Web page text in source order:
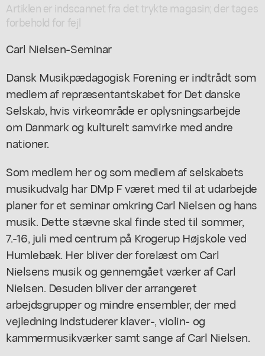
Artiklen er indscannet fra det trykte magasin; der tages
forbehold for fejl
Carl Nielsen-Seminar
Dansk Musikpædagogisk Forening er indtrådt som
medlem af repræsentantskabet for Det danske
Selskab, hvis virkeområde er oplysningsarbejde
om Danmark og kulturelt samvirke med andre
nationer.
Som medlem her og som medlem af selskabets
musikudvalg har DMp F været med til at udarbejde
planer for et seminar omkring Carl Nielsen og hans
musik. Dette stævne skal finde sted til sommer,
7.-16, juli med centrum på Krogerup Højskole ved
Humlebæk. Her bliver der forelæst om Carl
Nielsens musik og gennemgået værker af Carl
Nielsen. Desuden bliver der arrangeret
arbejdsgrupper og mindre ensembler, der med
vejledning indstuderer klaver-, violin- og
kammermusikværker samt sange af Carl Nielsen.